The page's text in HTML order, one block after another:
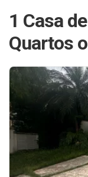
1 Casa
Quartos